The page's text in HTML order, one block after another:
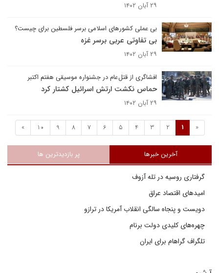
۲۹ آبان ۱۴۰۲
بی عملی کشورهای اسلامی برسر فلسطین برای چیست؟
بی تفاوتی عربی برسر غزه
۲۹ آبان ۱۴۰۲
افشاگری از قتل عام در جشنواره موسیقی هفتم اکتبر
حماس نکشت ارتش اسرائیل کشتار کرد
۲۹ آبان ۱۴۰۲
«
1
2
3
4
5
6
7
8
9
10
»
آخرین خبرها پر بازدیدترین ها
گرفتاری روسیه در تله آزوف
امیدهای اقتصاد عراق
دویست و پنجاه سالگی انقلاب آمریکا در ترازو
چهره‌های کلیدی دولت برنام
تلگراف گراهام برای ایران